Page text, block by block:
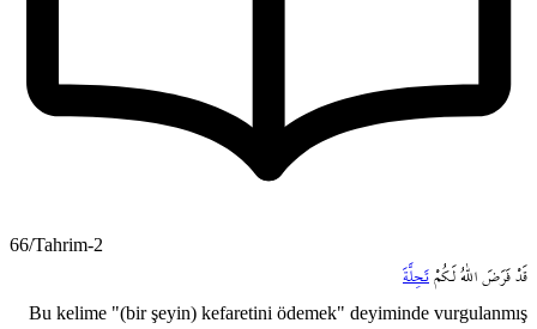
66/Tahrim-2
قَدْ فَرَضَ اللّٰهُ لَـكُمْ تَحِلَّةَ
Bu kelime "(bir şeyin) kefaretini ödemek" deyiminde vurgulanmış